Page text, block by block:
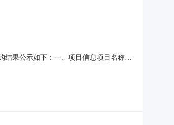
果公示如下：一、项目信息项目名称:
街道办事处采购单位地址